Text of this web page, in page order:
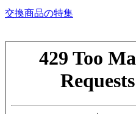
交換商品の特集